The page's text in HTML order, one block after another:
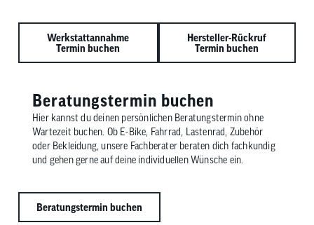
Werkstattannahme
Termin buchen
Hersteller-Rückruf
Termin buchen
Beratungstermin buchen
Hier kannst du deinen persönlichen Beratungstermin ohne
Wartezeit buchen. Ob E-Bike, Fahrrad, Lastenrad, Zubehör
oder Bekleidung, unsere Fachberater beraten dich fachkundig
und gehen gerne auf deine individuellen Wünsche ein.
Beratungstermin buchen